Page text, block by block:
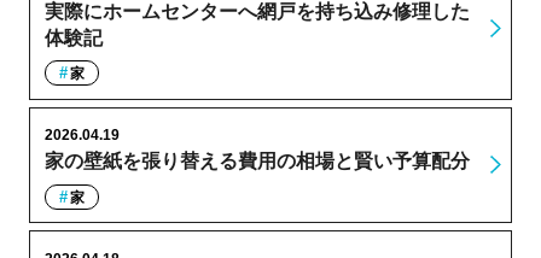
実際にホームセンターへ網戸を持ち込み修理した
体験記
家
家の壁紙を張り替える費用の相場と賢い予算配分
2026.04.19
家